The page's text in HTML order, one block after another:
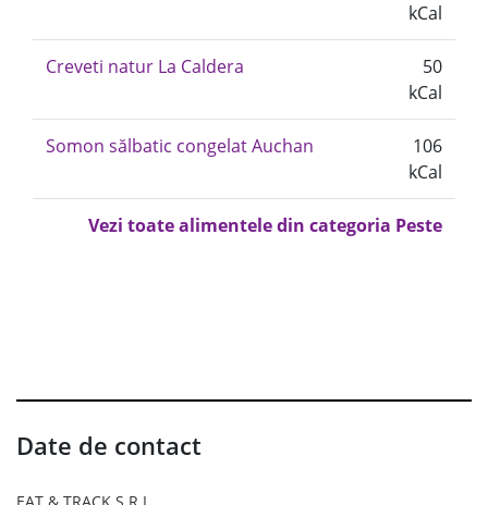
kCal
Creveti natur La Caldera
50
kCal
Somon sălbatic congelat Auchan
106
kCal
Vezi toate alimentele din categoria Peste
Date de contact